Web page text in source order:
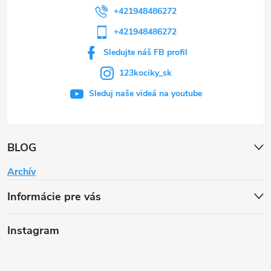
BLOG
Archív
Informácie pre vás
+421948486272
+421948486272
Sledujte náš FB profil
123kociky_sk
Sleduj naše videá na youtube
Instagram